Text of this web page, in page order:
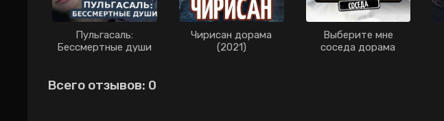
Пульгасаль:
Бессмертные души
Чирисан дорама
(2021)
Выберите мне
соседа дорама
Всего отзывов: 0